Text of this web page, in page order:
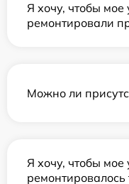
Я хочу, чтобы мое
ремонтировали
Можно ли
Я хочу, чтобы мое